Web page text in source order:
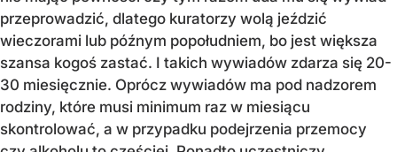
przeprowadzić, dlatego kuratorzy wolą jeździć
wieczorami lub późnym popołudniem, bo jest większa
szansa kogoś zastać. I takich wywiadów zdarza się 20-
30 miesięcznie. Oprócz wywiadów ma pod nadzorem
rodziny, które musi minimum raz w miesiącu
skontrolować, a w przypadku podejrzenia przemocy